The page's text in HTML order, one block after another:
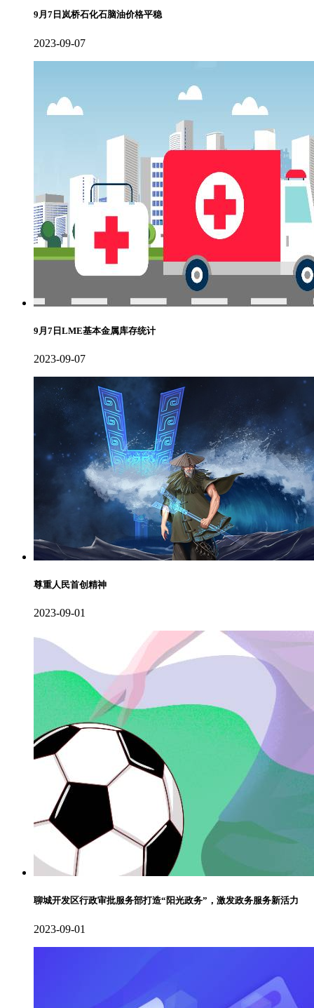
9月7日岚桥石化石脑油价格平稳
2023-09-07
9月7日LME基本金属库存统计
2023-09-07
尊重人民首创精神
2023-09-01
聊城开发区行政审批服务部打造“阳光政务”，激发政务服务新活力
2023-09-01